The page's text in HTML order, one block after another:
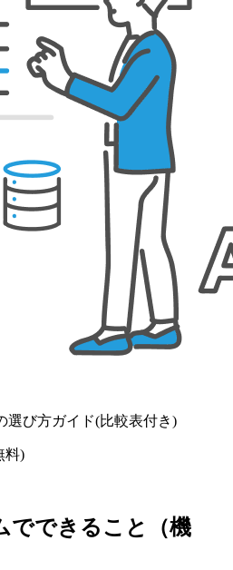
選び方ガイド(比較表付き)
料)
でできること（機